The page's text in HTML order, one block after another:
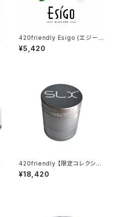
420friendly Esigo (エジー
ゴ) - ミニスプーン ガラスパイプ
¥5,420
420friendly 【限定コレクショ
ン】SLX未発売！日本初上陸！ Fl
ower Mill “VHSA Limited E
¥18,420